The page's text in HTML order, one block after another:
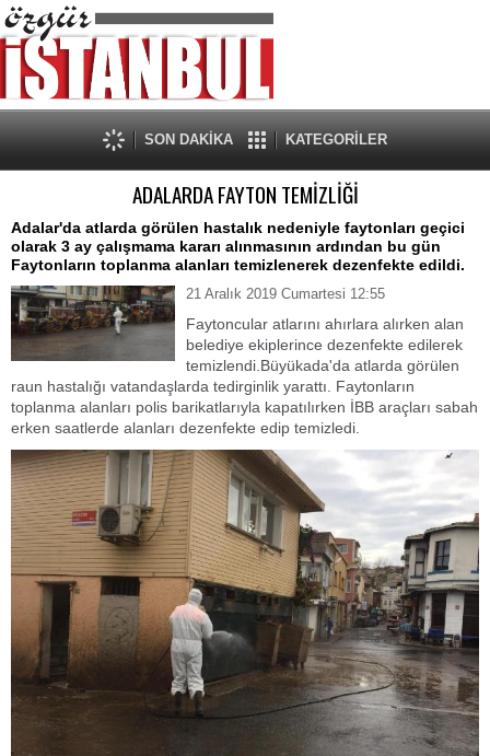
SON DAKİKA KATEGORİLER
ADALARDA FAYTON TEMİZLİĞİ
Adalar'da atlarda görülen hastalık nedeniyle faytonları geçici
olarak 3 ay çalışmama kararı alınmasının ardından bu gün
Faytonların toplanma alanları temizlenerek dezenfekte edildi.
21 Aralık 2019 Cumartesi 12:55
Faytoncular atlarını ahırlara alırken alan
belediye ekiplerince dezenfekte edilerek
temizlendi.Büyükada'da atlarda görülen
raun hastalığı vatandaşlarda tedirginlik yarattı. Faytonların
toplanma alanları polis barikatlarıyla kapatılırken İBB araçları sabah
erken saatlerde alanları dezenfekte edip temizledi.